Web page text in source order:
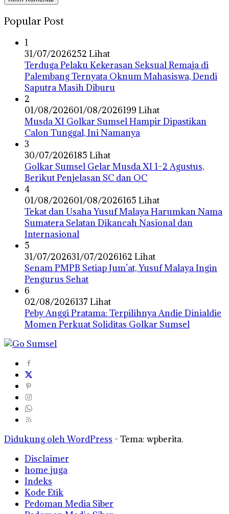
Popular Post
1
31/07/2026252 Lihat
Terduga Pelaku Kekerasan Seksual Remaja di
Palembang Ternyata Oknum Mahasiswa, Dendi
Saputra Masih Diburu
2
01/08/202601/08/2026199 Lihat
Musda XI Golkar Sumsel Hampir Dipastikan
Calon Tunggal, Ini Namanya
3
30/07/2026185 Lihat
Golkar Sumsel Gelar Musda XI 1–2 Agustus,
Berikut Penjelasan SC dan OC
4
01/08/202601/08/2026165 Lihat
Tekat dan Usaha Yusuf Malaya Harumkan Nama
Sumatera Selatan Dikancah Nasional dan
Internasional
5
31/07/202631/07/2026162 Lihat
Senam PMPB Setiap Jum’at, Yusuf Malaya Ingin
Pengurus Sehat
6
02/08/2026137 Lihat
Peby Anggi Pratama: Terpilihnya Andie Dinialdie
Momen Perkuat Soliditas Golkar Sumsel
Didukung oleh WordPress - Tema: wpberita.
Disclaimer
home juga
Indeks
Kode Etik
Pedoman Media Siber